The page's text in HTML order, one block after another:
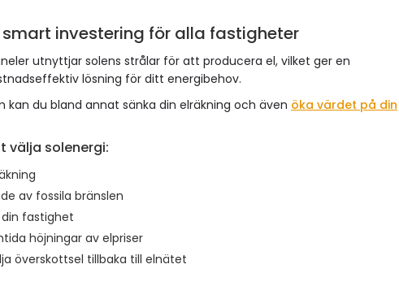
smart investering för alla fastigheter
utnyttjar solens strålar för att producera el, vilket ger en
lösning för ditt energibehov.
kan du bland annat sänka din elräkning och även öka värdet på din
välja solenergi:
av fossila bränslen
fastighet
höjningar av elpriser
överskottsel tillbaka till elnätet